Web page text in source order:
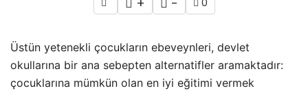
0
Üstün yetenekli çocukların ebeveynleri, devlet
okullarına bir ana sebepten alternatifler aramaktadır:
çocuklarına mümkün olan en iyi eğitimi vermek